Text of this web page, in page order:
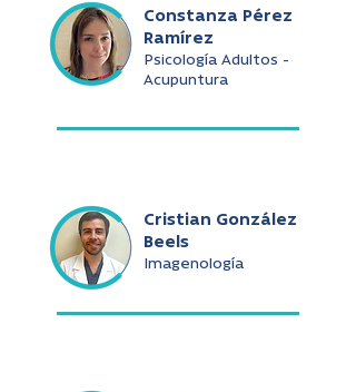
Constanza Pérez
Ramírez
Psicología Adultos -
Acupuntura
Cristian González
Beels
Imagenología